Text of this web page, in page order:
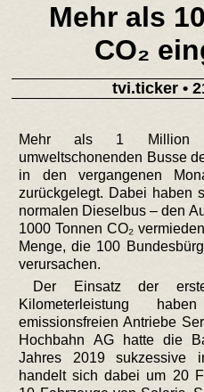
Mehr als
CO₂
tvi.ticker•
Mehr als 1 Million
umweltschonenden Busse
in den vergangenen
zurückgelegt. Dabei haben
normalen Dieselbus – den
1000 Tonnen CO₂
Menge, die 100
verursachen.
Der Einsatz der
Kilometerleistung
emissionsfreien Antriebe
Hochbahn AG hatte die
Jahres 2019 sukzessive
handelt sich dabei um 20